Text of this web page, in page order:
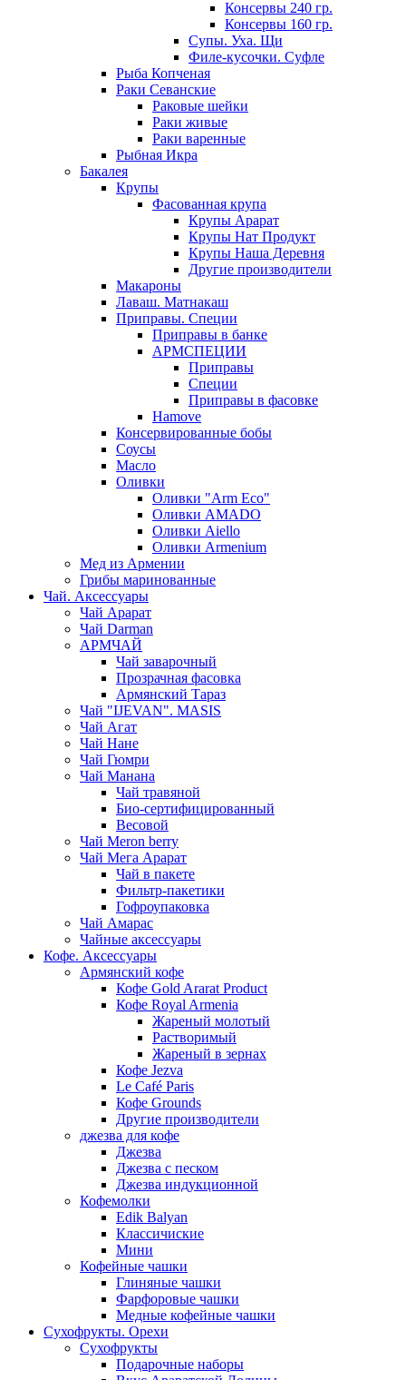
Консервы 240 гр.
Консервы 160 гр.
Супы. Уха. Щи
Филе-кусочки. Суфле
Рыба Копченая
Раки Севанские
Раковые шейки
Раки живые
Раки варенные
Рыбная Икра
Бакалея
Крупы
Фасованная крупа
Крупы Арарат
Крупы Нат Продукт
Крупы Наша Деревня
Другие производители
Макароны
Лаваш. Матнакаш
Приправы. Специи
Приправы в банке
АРМСПЕЦИИ
Приправы
Специи
Приправы в фасовке
Hamove
Консервированные бобы
Соусы
Масло
Оливки
Оливки "Arm Eco"
Оливки AMADO
Оливки Aiello
Оливки Armenium
Мед из Армении
Грибы маринованные
Чай. Аксессуары
Чай Арарат
Чай Darman
АРМЧАЙ
Чай заварочный
Прозрачная фасовка
Армянский Тараз
Чай "IJEVAN". MASIS
Чай Агат
Чай Нане
Чай Гюмри
Чай Манана
Чай травяной
Био-сертифицированный
Весовой
Чай Meron berry
Чай Мега Арарат
Чай в пакете
Фильтр-пакетики
Гофроупаковка
Чай Амарас
Чайные аксессуары
Кофе. Аксессуары
Армянский кофе
Кофе Gold Ararat Product
Кофе Royal Armenia
Жареный молотый
Растворимый
Жареный в зернах
Кофе Jezva
Le Café Paris
Кофе Grounds
Другие производители
джезва для кофе
Джезва
Джезва с песком
Джезва индукционной
Кофемолки
Edik Balyan
Классичиские
Мини
Кофейные чашки
Глиняные чашки
Фарфоровые чашки
Медные кофейные чашки
Сухофрукты. Орехи
Сухофрукты
Подарочные наборы